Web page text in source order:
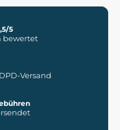
5
bewertet
Versand